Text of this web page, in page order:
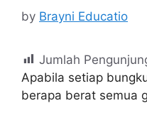
by Brayni Educatio
Jumlah
Apabila setiap
berapa berat semua